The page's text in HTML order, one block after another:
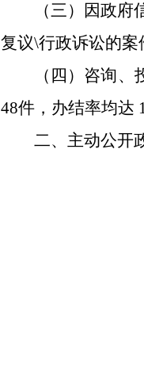
（三）因政
复议\行政诉讼的案
（四）咨询
48件，办结率均达
二、主动公开